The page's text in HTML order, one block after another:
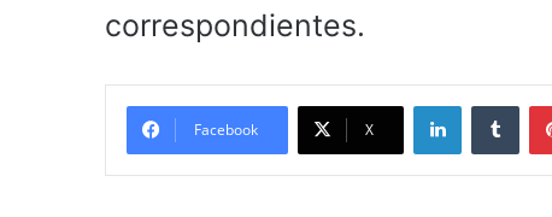
correspondientes.
Facebook X
LinkedIn